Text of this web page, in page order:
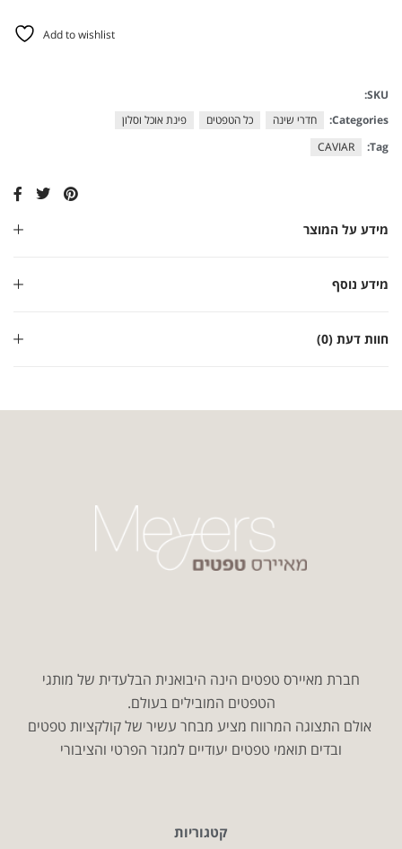
Add to wishlist
מידע על המוצר
מידע נוסף
חוות דעת (0)
SKU:
Categories:
חדרי שינה כל הטפטים
פינת אוכל וסלון
Tag:
CAVIAR
חברת מאיירס טפטים הינה היבואנית הבלעדית של מותגי
הטפטים המובילים בעולם.
אולם התצוגה המרווח מציע מבחר עשיר של קולקציות טפטים
ובדים תואמי טפטים יעודיים למגזר הפרטי והציבורי
קטגוריות